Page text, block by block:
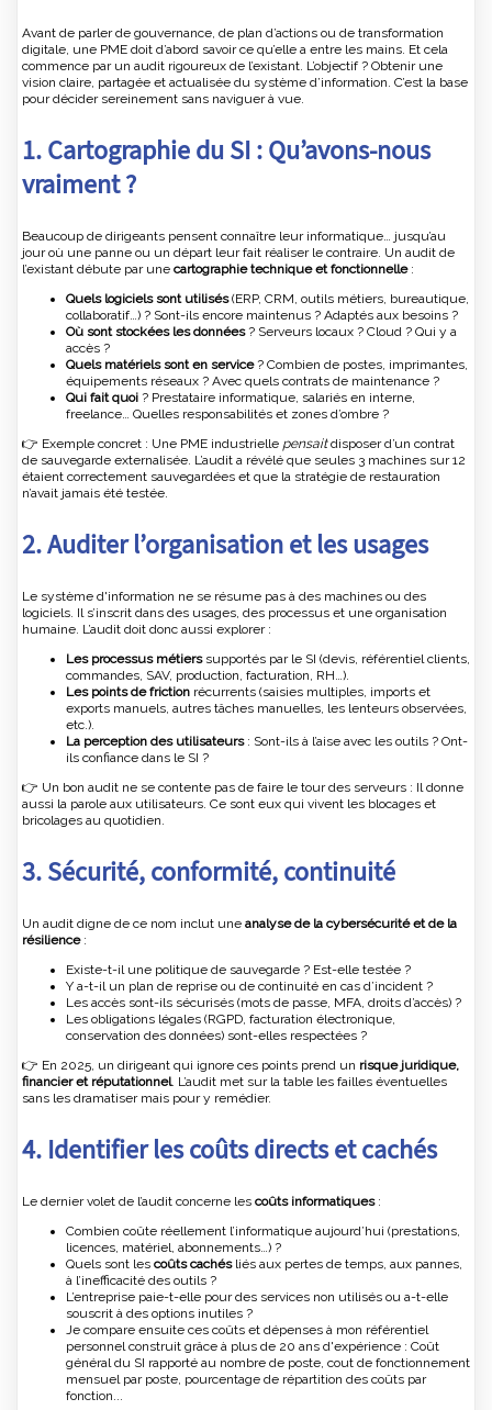
Avant de parler de gouvernance, de plan d’actions ou de transformation
digitale, une PME doit d’abord savoir ce qu’elle a entre les mains. Et cela
commence par un audit rigoureux de l’existant. L’objectif ? Obtenir une
vision claire, partagée et actualisée du système d’information. C’est la base
pour décider sereinement sans naviguer à vue.
1. Cartographie du SI : Qu’avons-nous
vraiment ?
Beaucoup de dirigeants pensent connaître leur informatique… jusqu’au
jour où une panne ou un départ leur fait réaliser le contraire. Un audit de
l’existant débute par une cartographie technique et fonctionnelle:
Quels logiciels sont utilisés(ERP, CRM, outils métiers, bureautique,
collaboratif…) ? Sont-ils encore maintenus ? Adaptés aux besoins ?
Où sont stockées les données? Serveurs locaux ? Cloud ? Qui y a
accès ?
Quels matériels sont en service? Combien de postes, imprimantes,
équipements réseaux ? Avec quels contrats de maintenance ?
Qui fait quoi ? Prestataire informatique, salariés en interne,
freelance… Quelles responsabilités et zones d’ombre ?
👉 Exemple concret : Une PME industrielle pensaitdisposer d’un contrat
de sauvegarde externalisée. L’audit a révélé que seules 3 machines sur 12
étaient correctement sauvegardées et que la stratégie de restauration
n’avait jamais été testée.
2. Auditer l’organisation et les usages
Le système d'information ne se résume pas à des machines ou des
logiciels. Il s’inscrit dans des usages, des processus et une organisation
humaine. L’audit doit donc aussi explorer :
Les processus métierssupportés par le SI (devis, référentiel clients,
commandes, SAV, production, facturation, RH…).
Les points de friction récurrents (saisies multiples, imports et
exports manuels, autres tâches manuelles, les lenteurs observées,
etc.).
La perception des utilisateurs: Sont-ils à l’aise avec les outils ? Ont-
ils confiance dans le SI ?
👉 Un bon audit ne se contente pas de faire le tour des serveurs : Il donne
aussi la parole aux utilisateurs. Ce sont eux qui vivent les blocages et
bricolages au quotidien.
3. Sécurité, conformité, continuité
Un audit digne de ce nom inclut une analyse de la cybersécurité et de la
résilience:
Existe-t-il une politique de sauvegarde ? Est-elle testée ?
Y a-t-il un plan de reprise ou de continuité en cas d’incident ?
Les accès sont-ils sécurisés (mots de passe, MFA, droits d’accès) ?
Les obligations légales (RGPD, facturation électronique,
conservation des données) sont-elles respectées ?
👉 En 2025, un dirigeant qui ignore ces points prend un risque juridique,
financier et réputationnel. L’audit met sur la table les failles éventuelles
sans les dramatiser mais pour y remédier.
4. Identifier les coûts directs et cachés
Le dernier volet de l’audit concerne les coûts informatiques:
Combien coûte réellement l’informatique aujourd’hui (prestations,
licences, matériel, abonnements…) ?
Quels sont les coûts cachésliés aux pertes de temps, aux pannes,
à l’inefficacité des outils ?
L’entreprise paie-t-elle pour des services non utilisés ou a-t-elle
souscrit à des options inutiles ?
Je compare ensuite ces coûts et dépenses à mon référentiel
personnel construit grâce à plus de 20 ans d'expérience : Coût
général du SI rapporté au nombre de poste, cout de fonctionnement
mensuel par poste, pourcentage de répartition des coûts par
fonction...